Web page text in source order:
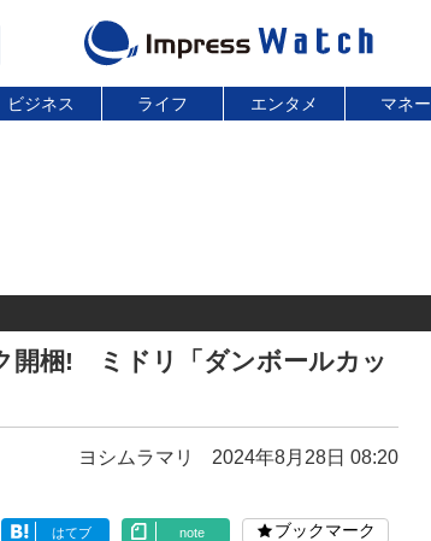
ビジネス ライフ エンタメ マネー
開梱! ミドリ「ダンボールカッ
ヨシムラマリ 2024年8月28日 08:20
はてブ note ブックマーク